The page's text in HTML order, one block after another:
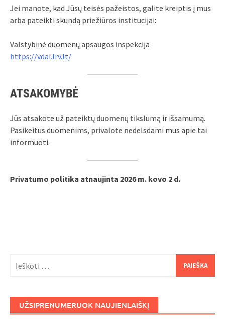
Jei manote, kad Jūsų teisės pažeistos, galite kreiptis į mus
arba pateikti skundą priežiūros institucijai:
Valstybinė duomenų apsaugos inspekcija
https://vdai.lrv.lt/
ATSAKOMYBĖ
Jūs atsakote už pateiktų duomenų tikslumą ir išsamumą.
Pasikeitus duomenims, privalote nedelsdami mus apie tai
informuoti.
Privatumo politika atnaujinta 2026 m. kovo 2 d.
UŽSIPRENUMERUOK NAUJIENLAIŠKĮ